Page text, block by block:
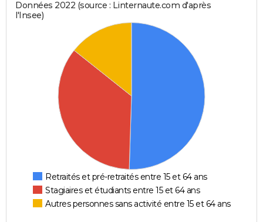
Données 2022 (source : Linternaute.com d'après
l'Insee)
Retraités et pré-retraités entre 15 et 64 ans
Stagiaires et étudiants entre 15 et 64 ans
Autres personnes sans activité entre 15 et 64 ans